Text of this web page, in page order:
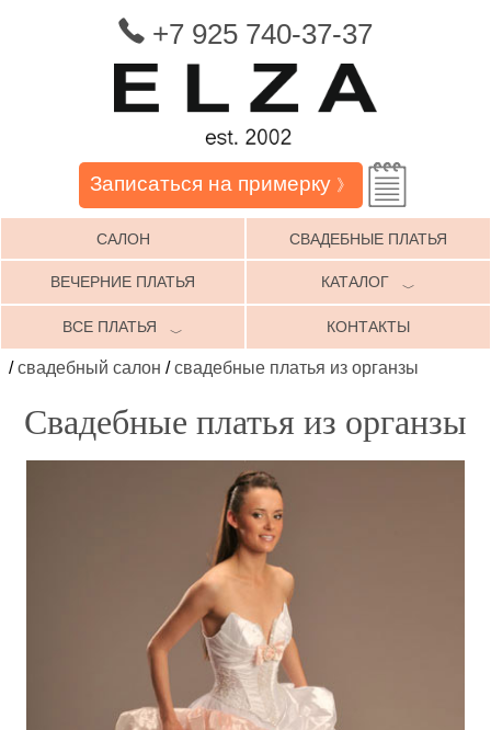
+7 925 740-37-37
Записаться на примерку 》
САЛОН СВАДЕБНЫЕ ПЛАТЬЯ
ВЕЧЕРНИЕ ПЛАТЬЯ КАТАЛОГ ﹀
ВСЕ ПЛАТЬЯ ﹀ КОНТАКТЫ
/свадебный салон /свадебные платья из органзы
Свадебные платья из органзы